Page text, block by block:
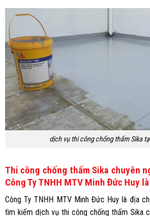
dịch vụ thi công chống thấm Sika
Thi công chống thấm Sika chuyên
Công Ty TNHH MTV Minh Đức Huy
Công Ty TNHH MTV Minh Đức Huy là địa
tìm kiếm dịch vụ thi công chống thấm Sika